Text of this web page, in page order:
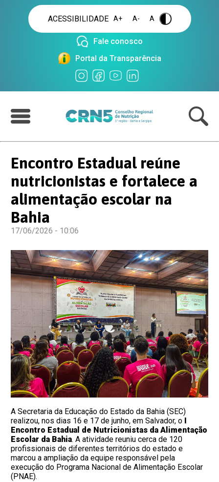
ACESSIBILIDADE A+ A- A .
Fale conosco
Portal da Transparência
Encontro Estadual reúne
nutricionistas e fortalece a
alimentação escolar na
Bahia
17/06/2026 - 10:06
A Secretaria da Educação do Estado da Bahia (SEC)
realizou, nos dias 16 e 17 de junho, em Salvador, o
Encontro Estadual de Nutricionistas da Alimentação
Escolar da Bahia. A atividade reuniu cerca de 120
profissionais de diferentes territórios do estado e
marcou a ampliação da equipe responsável pela
execução do Programa Nacional de Alimentação Escolar
(PNAE).